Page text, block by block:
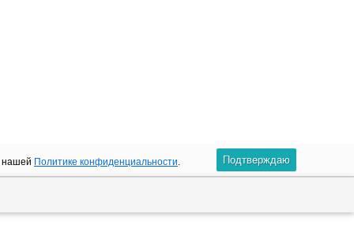
нашей Политике конфиденциальности. Подтверждаю